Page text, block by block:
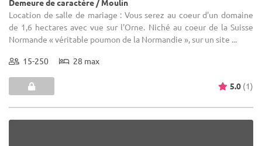
Demeure de caractère / Moulin
Location de salle de mariage : Vous serez au coeur d'un domaine
de 1,6 hectares avec vue sur l'Orne. Niché au coeur de la Suisse
Normande « véritable poumon de la Normandie », sur un site ...
15-250 28 max
5.0 (1)